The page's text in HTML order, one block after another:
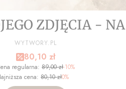
ZDJĘCIA -
PRODUCENT
WYTWORY.PL
Cena promocyjna
80,10 zł
regularna: 89,00 zł-10%
cena: 80,10 zł0%